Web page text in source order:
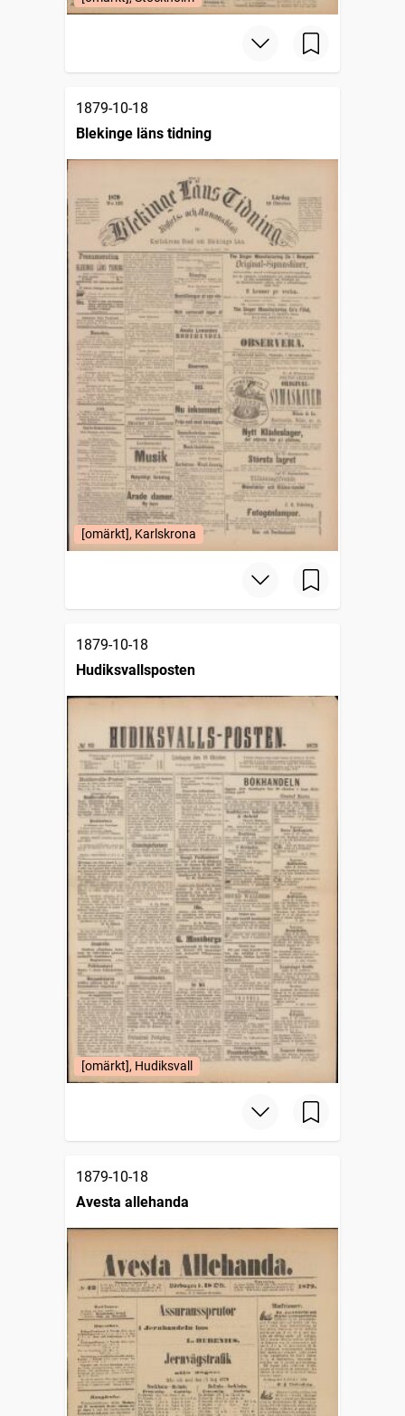
1879-10-18
Blekinge läns tidning
[omärkt], Karlskrona
1879-10-18
Hudiksvallsposten
[omärkt], Hudiksvall
1879-10-18
Avesta allehanda